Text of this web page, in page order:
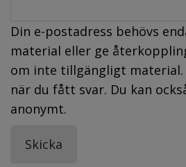
Din e-postadress behövs
material eller ge
om inte tillgängligt
när du fått svar. Du kan
anonymt.